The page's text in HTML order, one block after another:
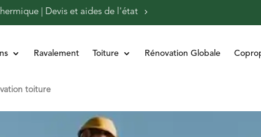
| Devis et aides de l'état
Ravalement Toiture Rénovation Globale
toiture